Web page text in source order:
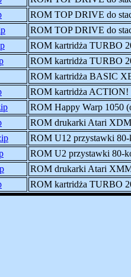
ROM TOP DRIVE do
ROM TOP DRIVE do
ROM kartridża TURBO
ROM kartridża TURBO
ROM kartridża BASIC
ROM kartridża ACTION!
ROM Happy Warp 1050
ROM drukarki Atari
ROM U12 przystawki
ROM U2 przystawki 80-
ROM drukarki Atari
ROM kartridża TURBO